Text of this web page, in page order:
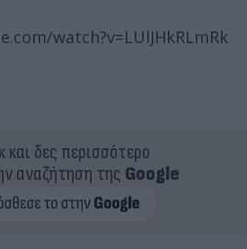
watch?v=LUlJHkRLmRk
και δες περισσότερο
αναζήτηση της Google